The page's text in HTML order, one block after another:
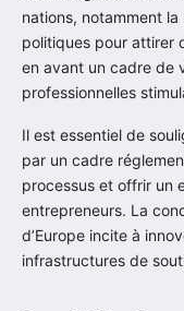
nations, notamment
politiques pour attirer
en avant un cadre de
professionnelles
Il est essentiel de
par un cadre
processus et offrir un
entrepreneurs. La
d’Europe incite à
infrastructures de